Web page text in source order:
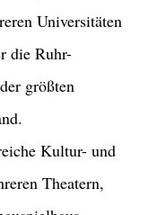
Universitäten
die Ruhr-
größten
Kultur- und
Theatern,